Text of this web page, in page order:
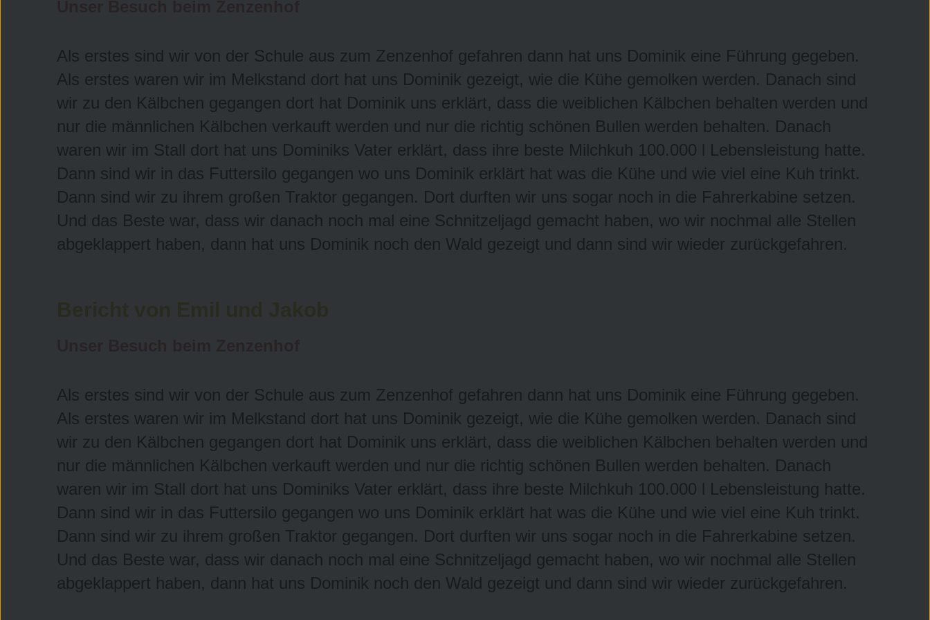
Als erstes sind wir von der Schule aus zum Zenzenhof gefahren dann hat uns Dominik eine Führung gegeben.
Als erstes waren wir im Melkstand dort hat uns Dominik gezeigt, wie die Kühe gemolken werden. Danach sind
wir zu den Kälbchen gegangen dort hat Dominik uns erklärt, dass die weiblichen Kälbchen behalten werden und
nur die männlichen Kälbchen verkauft werden und nur die richtig schönen Bullen werden behalten. Danach
waren wir im Stall dort hat uns Dominiks Vater erklärt, dass ihre beste Milchkuh 100.000 l Lebensleistung hatte.
Dann sind wir in das Futtersilo gegangen wo uns Dominik erklärt hat was die Kühe und wie viel eine Kuh trinkt.
Dann sind wir zu ihrem großen Traktor gegangen. Dort durften wir uns sogar noch in die Fahrerkabine setzen.
Und das Beste war, dass wir danach noch mal eine Schnitzeljagd gemacht haben, wo wir nochmal alle Stellen
abgeklappert haben, dann hat uns Dominik noch den Wald gezeigt und dann sind wir wieder zurückgefahren.
Als erstes sind wir von der Schule aus zum Zenzenhof gefahren dann hat uns Dominik eine Führung gegeben.
Als erstes waren wir im Melkstand dort hat uns Dominik gezeigt, wie die Kühe gemolken werden. Danach sind
wir zu den Kälbchen gegangen dort hat Dominik uns erklärt, dass die weiblichen Kälbchen behalten werden und
nur die männlichen Kälbchen verkauft werden und nur die richtig schönen Bullen werden behalten. Danach
waren wir im Stall dort hat uns Dominiks Vater erklärt, dass ihre beste Milchkuh 100.000 l Lebensleistung hatte.
Dann sind wir in das Futtersilo gegangen wo uns Dominik erklärt hat was die Kühe und wie viel eine Kuh trinkt.
Dann sind wir zu ihrem großen Traktor gegangen. Dort durften wir uns sogar noch in die Fahrerkabine setzen.
Und das Beste war, dass wir danach noch mal eine Schnitzeljagd gemacht haben, wo wir nochmal alle Stellen
abgeklappert haben, dann hat uns Dominik noch den Wald gezeigt und dann sind wir wieder zurückgefahren.